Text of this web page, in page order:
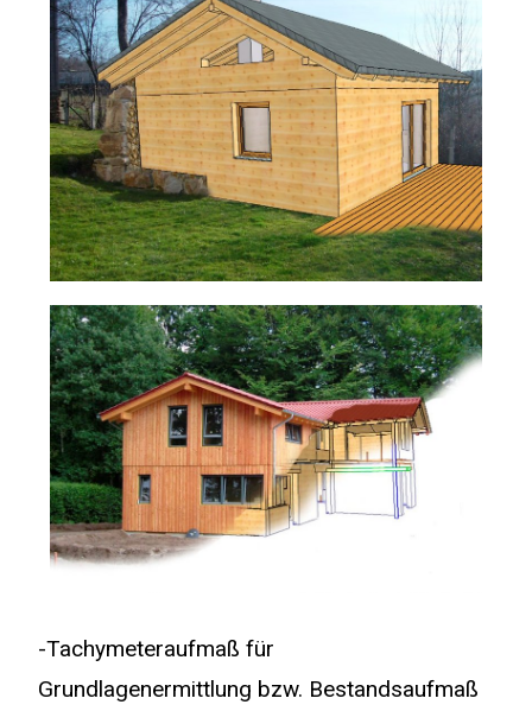
-Tachymeteraufmaß für
Grundlagenermittlung bzw. Bestandsaufmaß